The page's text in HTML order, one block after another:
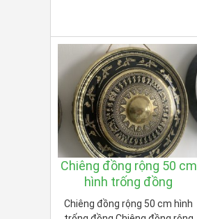
Chiêng đồng rộng 50 cm
hình trống đồng
Chiêng đồng rộng 50 cm hình